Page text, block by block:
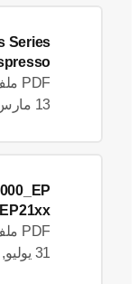
Series
machines
PDF ملف, 4.3 MB
13 مارس, 2026
PDF ملف, 207.8 kB
31 يوليو, 2026